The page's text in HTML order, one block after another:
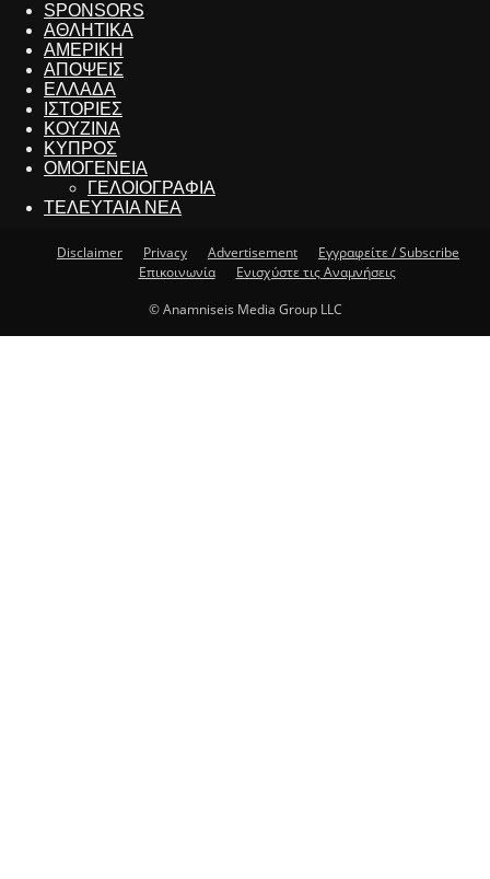
SPONSORS
ΑΘΛΗΤΙΚΑ
ΑΜΕΡΙΚΗ
ΑΠΟΨΕΙΣ
ΕΛΛΑΔΑ
ΙΣΤΟΡΙΕΣ
ΚΟΥΖΙΝΑ
ΚΥΠΡΟΣ
ΟΜΟΓΕΝΕΙΑ
ΓΕΛΟΙΟΓΡΑΦΙΑ
ΤΕΛΕΥΤΑΙΑ ΝΕΑ
Disclaimer Privacy Advertisement
Εγγραφείτε / Subscribe
Επικοινωνία
Ενισχύστε τις Αναμνήσεις
© Anamniseis Media Group LLC